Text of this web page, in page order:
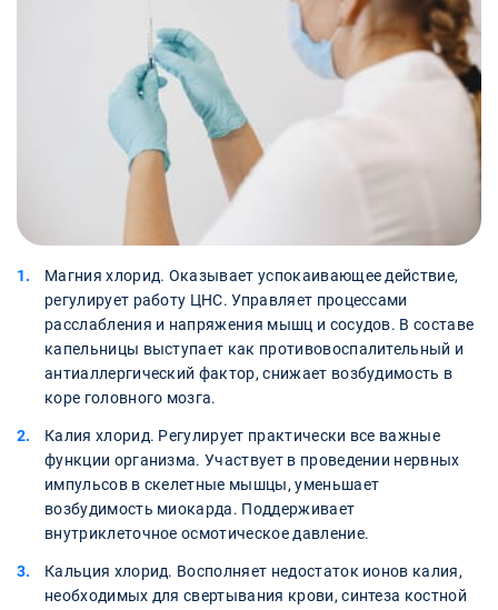
Магния хлорид. Оказывает успокаивающее действие,
регулирует работу ЦНС. Управляет процессами
расслабления и напряжения мышц и сосудов. В составе
капельницы выступает как противовоспалительный и
антиаллергический фактор, снижает возбудимость в
коре головного мозга.
Калия хлорид. Регулирует практически все важные
функции организма. Участвует в проведении нервных
импульсов в скелетные мышцы, уменьшает
возбудимость миокарда. Поддерживает
внутриклеточное осмотическое давление.
Кальция хлорид. Восполняет недостаток ионов калия,
необходимых для свертывания крови, синтеза костной